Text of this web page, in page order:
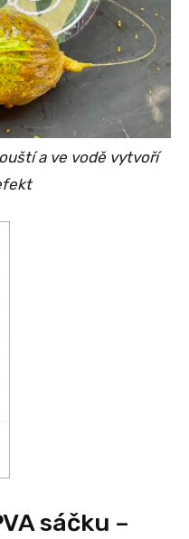
a ve vodě vytvoří
sáčku –